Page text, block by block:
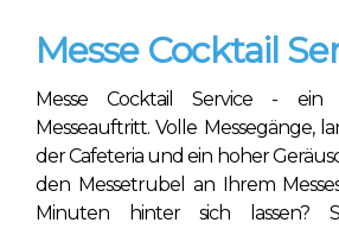
Messe Cocktail
Messe Cocktail Service -
Messeauftritt. Volle Messegänge,
der Cafeteria und ein hoher
den Messetrubel an Ihrem
Minuten hinter sich lassen?